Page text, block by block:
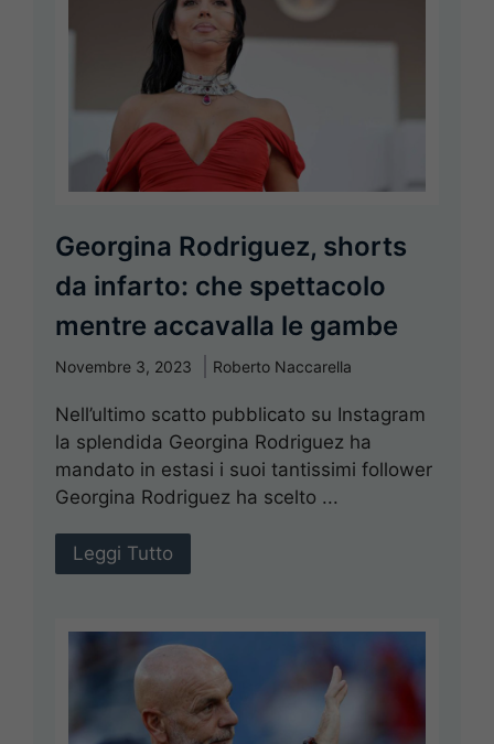
Georgina Rodriguez, shorts
da infarto: che spettacolo
mentre accavalla le gambe
Novembre 3, 2023 Roberto Naccarella
Nell’ultimo scatto pubblicato su Instagram
la splendida Georgina Rodriguez ha
mandato in estasi i suoi tantissimi follower
Georgina Rodriguez ha scelto ...
Leggi Tutto